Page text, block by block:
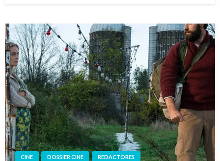
CINE DOSSIER CINE REDACTORES